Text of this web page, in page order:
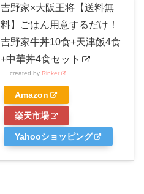
吉野家×大阪王将【送料無
料】ごはん用意するだけ！
吉野家牛丼10食+天津飯4食
+中華丼4食セット
created by Rinker
Amazon
楽天市場
Yahooショッピング